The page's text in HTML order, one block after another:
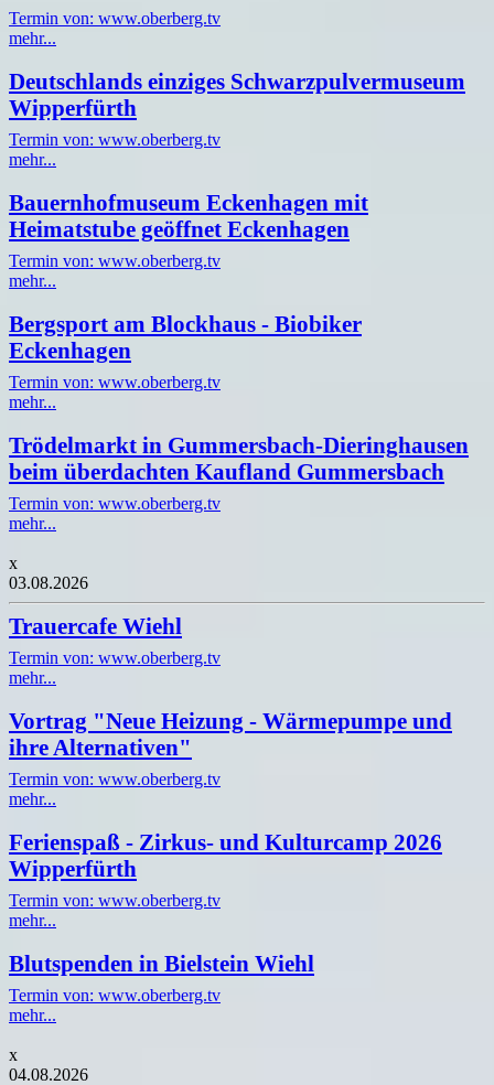
Termin von: www.oberberg.tv
mehr...
Deutschlands einziges Schwarzpulvermuseum
Wipperfürth
Termin von: www.oberberg.tv
mehr...
Bauernhofmuseum Eckenhagen mit
Heimatstube geöffnet Eckenhagen
Termin von: www.oberberg.tv
mehr...
Bergsport am Blockhaus - Biobiker
Eckenhagen
Termin von: www.oberberg.tv
mehr...
Trödelmarkt in Gummersbach-Dieringhausen
beim überdachten Kaufland Gummersbach
Termin von: www.oberberg.tv
mehr...
x
03.08.2026
Trauercafe Wiehl
Termin von: www.oberberg.tv
mehr...
Vortrag "Neue Heizung - Wärmepumpe und
ihre Alternativen"
Termin von: www.oberberg.tv
mehr...
Ferienspaß - Zirkus- und Kulturcamp 2026
Wipperfürth
Termin von: www.oberberg.tv
mehr...
Blutspenden in Bielstein Wiehl
Termin von: www.oberberg.tv
mehr...
x
04.08.2026